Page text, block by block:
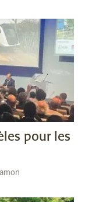
pour les